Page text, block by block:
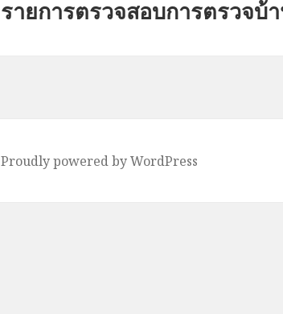
Next
รายการตรวจสอบการตรวจบ้
Proudly powered by WordPress